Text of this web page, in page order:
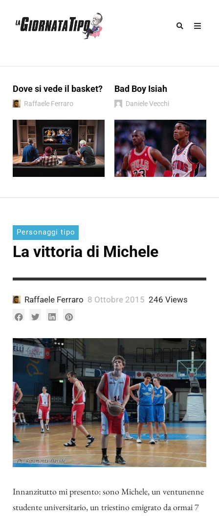
Dove si vede il basket?
Raffaele Ferraro
Bad Boy Isiah
Daniele Vecchi
Personaggi tipo
La vittoria di Michele
Raffaele Ferraro 8 Ottobre 2015 246 Views
Innanzitutto mi presento: sono Michele, un ventunenne
studente universitario, un triestino emigrato da ormai 7